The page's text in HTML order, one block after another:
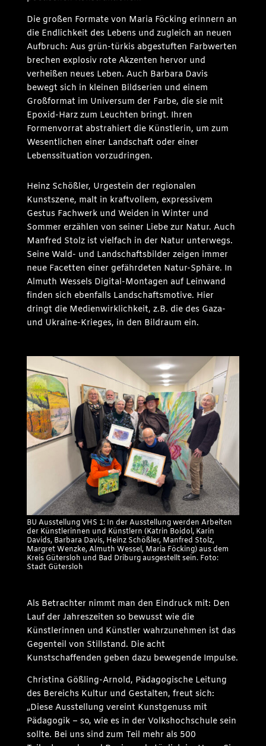
Die großen Formate von Maria Föcking erinnern an
die Endlichkeit des Lebens und zugleich an neuen
Aufbruch: Aus grün-türkis abgestuften Farbwerten
brechen explosiv rote Akzenten hervor und
verheißen neues Leben. Auch Barbara Davis
bewegt sich in kleinen Bildserien und einem
Großformat im Universum der Farbe, die sie mit
Epoxid-Harz zum Leuchten bringt. Ihren
Formenvorrat abstrahiert die Künstlerin, um zum
Wesentlichen einer Landschaft oder einer
Lebenssituation vorzudringen.
Heinz Schößler, Urgestein der regionalen
Kunstszene, malt in kraftvollem, expressivem
Gestus Fachwerk und Weiden in Winter und
Sommer erzählen von seiner Liebe zur Natur. Auch
Manfred Stolz ist vielfach in der Natur unterwegs.
Seine Wald- und Landschaftsbilder zeigen immer
neue Facetten einer gefährdeten Natur-Sphäre. In
Almuth Wessels Digital-Montagen auf Leinwand
finden sich ebenfalls Landschaftsmotive. Hier
dringt die Medienwirklichkeit, z.B. die des Gaza-
und Ukraine-Krieges, in den Bildraum ein.
BU Ausstellung VHS 1: In der Ausstellung werden Arbeiten
der Künstlerinnen und Künstlern (Katrin Boidol, Karin
Davids, Barbara Davis, Heinz Schößler, Manfred Stolz,
Margret Wenzke, Almuth Wessel, Maria Föcking) aus dem
Kreis Gütersloh und Bad Driburg ausgestellt sein. Foto:
Stadt Gütersloh
Als Betrachter nimmt man den Eindruck mit: Den
Lauf der Jahreszeiten so bewusst wie die
Künstlerinnen und Künstler wahrzunehmen ist das
Gegenteil von Stillstand. Die acht
Kunstschaffenden geben dazu bewegende Impulse.
Christina Gößling-Arnold, Pädagogische Leitung
des Bereichs Kultur und Gestalten, freut sich:
„Diese Ausstellung vereint Kunstgenuss mit
Pädagogik – so, wie es in der Volkshochschule sein
sollte. Bei uns sind zum Teil mehr als 500